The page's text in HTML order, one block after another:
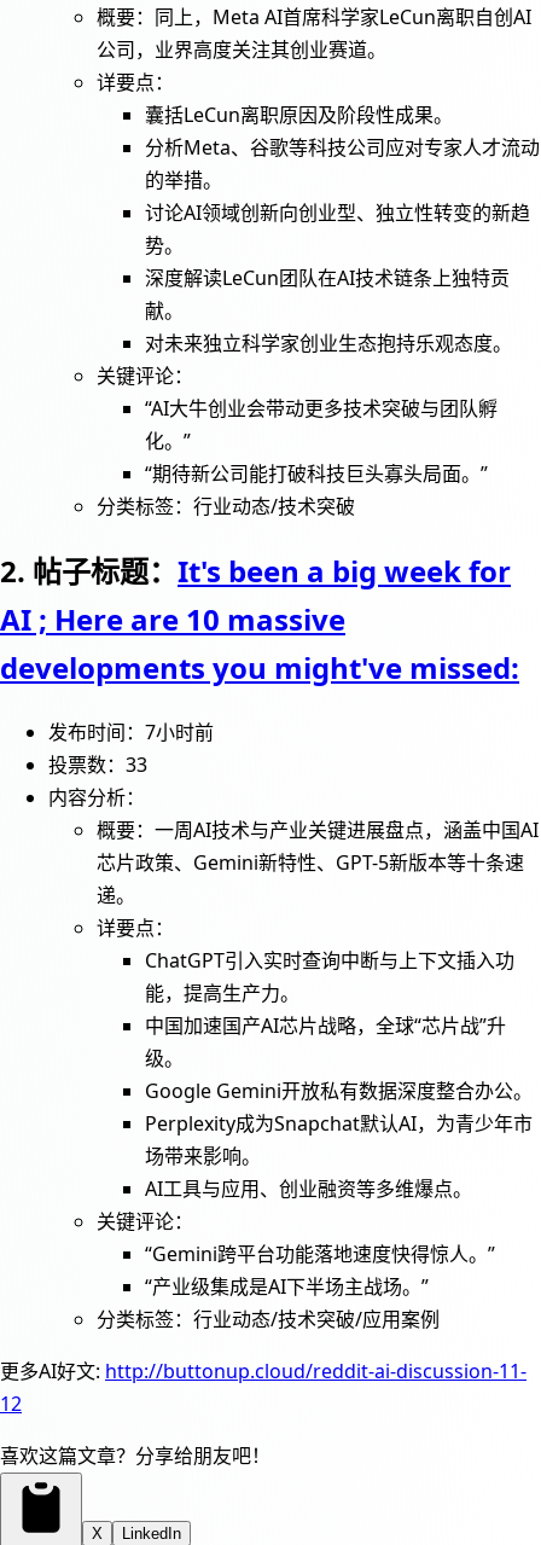
概要：同上，Meta AI首席科学家LeCun离职自创AI
公司，业界高度关注其创业赛道。
详要点：
囊括LeCun离职原因及阶段性成果。
分析Meta、谷歌等科技公司应对专家人才流动
的举措。
讨论AI领域创新向创业型、独立性转变的新趋
势。
深度解读LeCun团队在AI技术链条上独特贡
献。
对未来独立科学家创业生态抱持乐观态度。
关键评论：
“AI大牛创业会带动更多技术突破与团队孵
化。”
“期待新公司能打破科技巨头寡头局面。”
分类标签：行业动态/技术突破
2. 帖子标题： It's been a big week for
AI ; Here are 10 massive
developments you might've missed:
发布时间：7小时前
投票数：33
内容分析：
概要：一周AI技术与产业关键进展盘点，涵盖中国AI
芯片政策、Gemini新特性、GPT-5新版本等十条速
递。
详要点：
ChatGPT引入实时查询中断与上下文插入功
能，提高生产力。
中国加速国产AI芯片战略，全球“芯片战”升
级。
Google Gemini开放私有数据深度整合办公。
Perplexity成为Snapchat默认AI，为青少年市
场带来影响。
AI工具与应用、创业融资等多维爆点。
关键评论：
“Gemini跨平台功能落地速度快得惊人。”
“产业级集成是AI下半场主战场。”
分类标签：行业动态/技术突破/应用案例
更多AI好文: http://buttonup.cloud/reddit-ai-discussion-11-
12
喜欢这篇文章？分享给朋友吧！
X LinkedIn